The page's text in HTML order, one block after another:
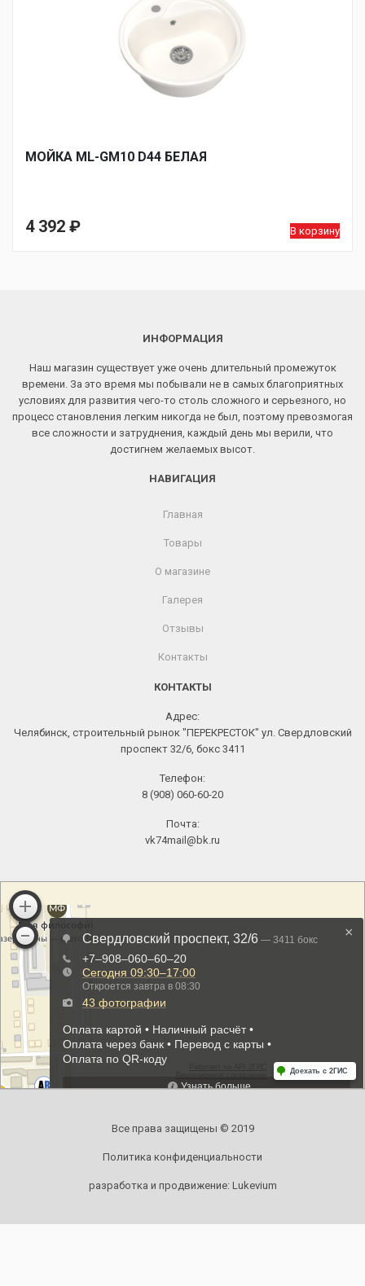
МОЙКA ML-GM10 D44 БЕЛАЯ
4 392 ₽ В корзину
ИНФОРМАЦИЯ
Наш магазин существует уже очень длительный промежуток
времени. За это время мы побывали не в самых благоприятных
условиях для развития чего-то столь сложного и серьезного, но
процесс становления легким никогда не был, поэтому превозмогая
все сложности и затруднения, каждый день мы верили, что
достигнем желаемых высот.
НАВИГАЦИЯ
Главная
Товары
О магазине
Галерея
Отзывы
Контакты
КОНТАКТЫ
Адрес:
Челябинск, строительный рынок "ПЕРЕКРЕСТОК" ул. Свердловский
проспект 32/6, бокс 3411
Телефон:
8 (908) 060-60-20
Почта:
vk74mail@bk.ru
Все права защищены © 2019
Политика конфиденциальности
разработка и продвижение: Lukevium